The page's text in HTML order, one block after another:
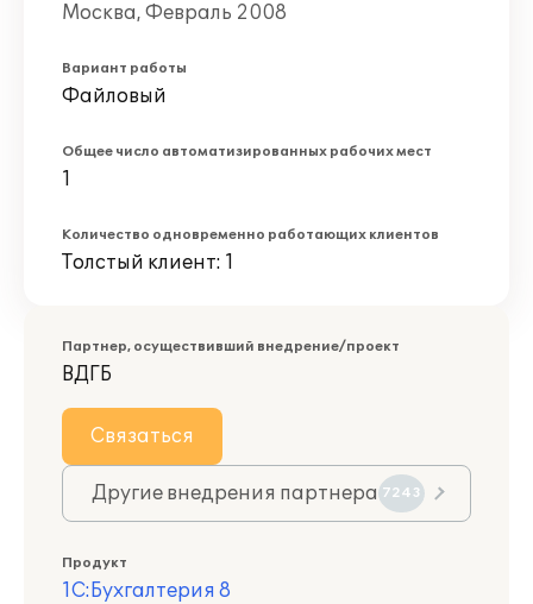
Москва, Февраль 2008
Вариант работы
Файловый
Общее число автоматизированных рабочих мест
1
Количество одновременно работающих клиентов
Толстый клиент: 1
Партнер, осуществивший внедрение/проект
ВДГБ
Связаться
Другие внедрения партнера 7243
Продукт
1С:Бухгалтерия 8